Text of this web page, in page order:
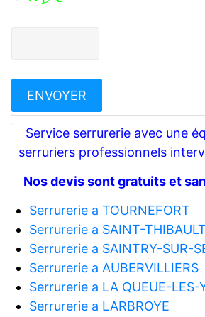
Service serrurerie avec une
serruriers professionnels
Nos devis sont gratuits et
Serrurerie a TOURNEFORT
Serrurerie a SAINT-THIBAULT
Serrurerie a SAINTRY-SUR-
Serrurerie a AUBERVILLIERS
Serrurerie a LA QUEUE-LES-
Serrurerie a LARBROYE